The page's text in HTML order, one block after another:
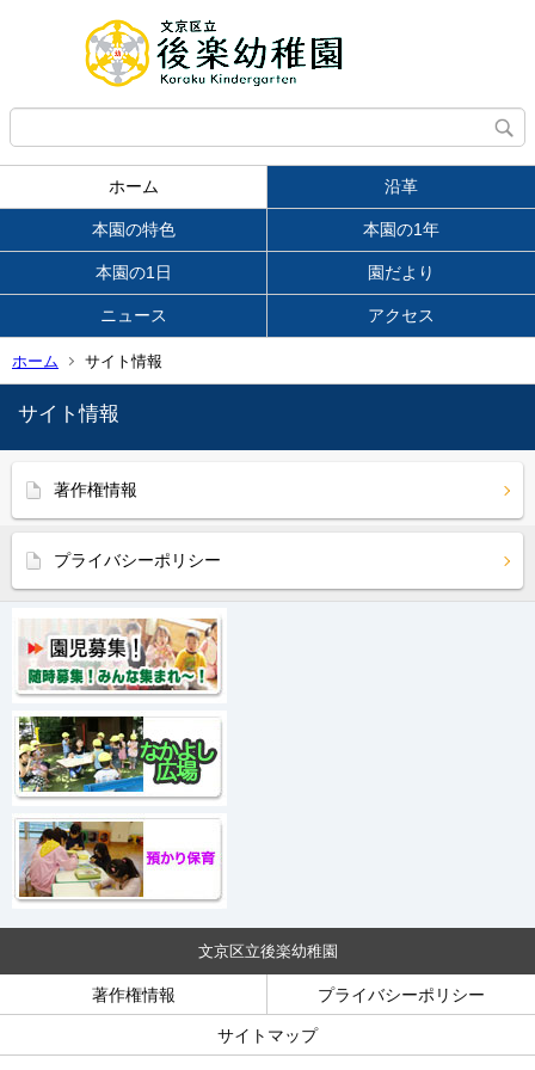
ホーム 沿革
本園の特色 本園の1年
本園の1日 園だより
ニュース アクセス
ホーム サイト情報
サイト情報
著作権情報
プライバシーポリシー
文京区立後楽幼稚園
著作権情報 プライバシーポリシー
サイトマップ